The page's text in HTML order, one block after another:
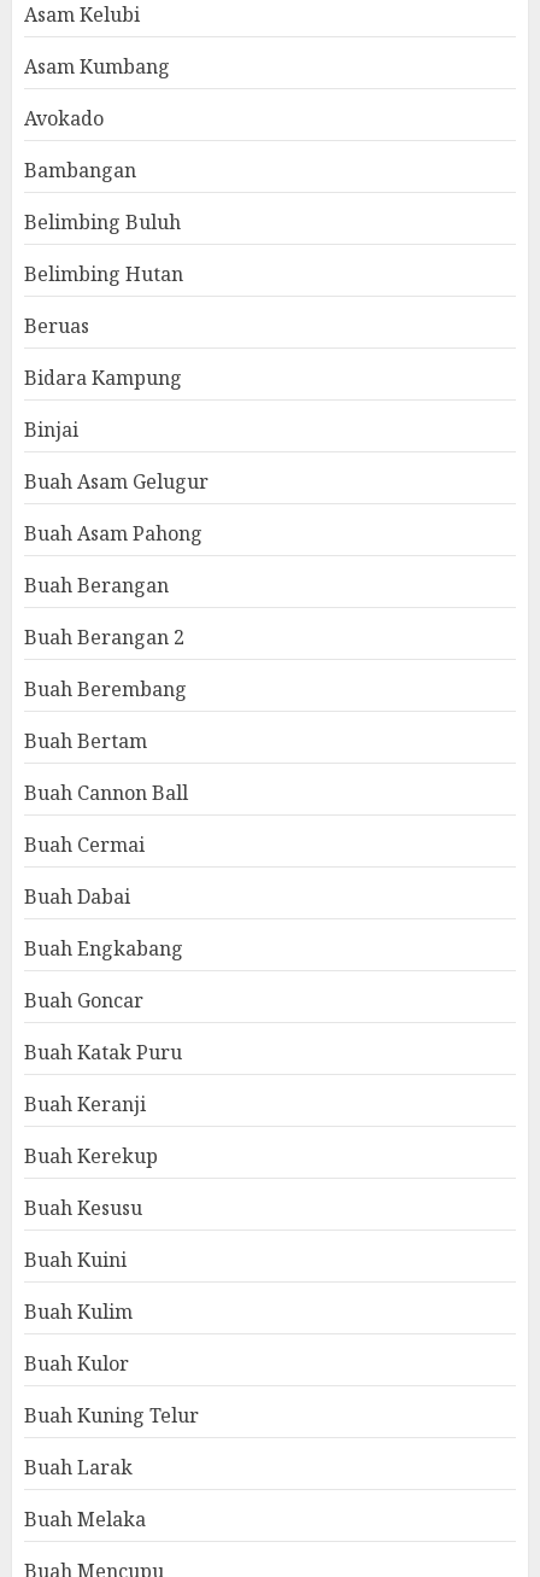
Asam Kelubi
Asam Kumbang
Avokado
Bambangan
Belimbing Buluh
Belimbing Hutan
Beruas
Bidara Kampung
Binjai
Buah Asam Gelugur
Buah Asam Pahong
Buah Berangan
Buah Berangan 2
Buah Berembang
Buah Bertam
Buah Cannon Ball
Buah Cermai
Buah Dabai
Buah Engkabang
Buah Goncar
Buah Katak Puru
Buah Keranji
Buah Kerekup
Buah Kesusu
Buah Kuini
Buah Kulim
Buah Kulor
Buah Kuning Telur
Buah Larak
Buah Melaka
Buah Mencupu